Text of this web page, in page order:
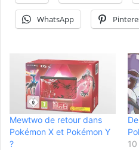
WhatsApp
Mewtwo de retour dans
Pokémon X et Pokémon Y
?